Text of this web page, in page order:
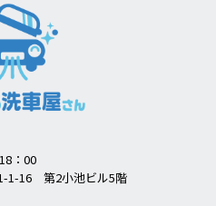
：00
1-16 第2小池ビル5階